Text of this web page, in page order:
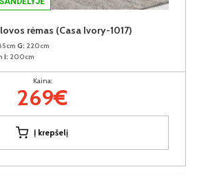
rėmas (Casa Ivory-1017)
G: 220cm
I: 200cm
Kaina:
269€
Į krepšelį